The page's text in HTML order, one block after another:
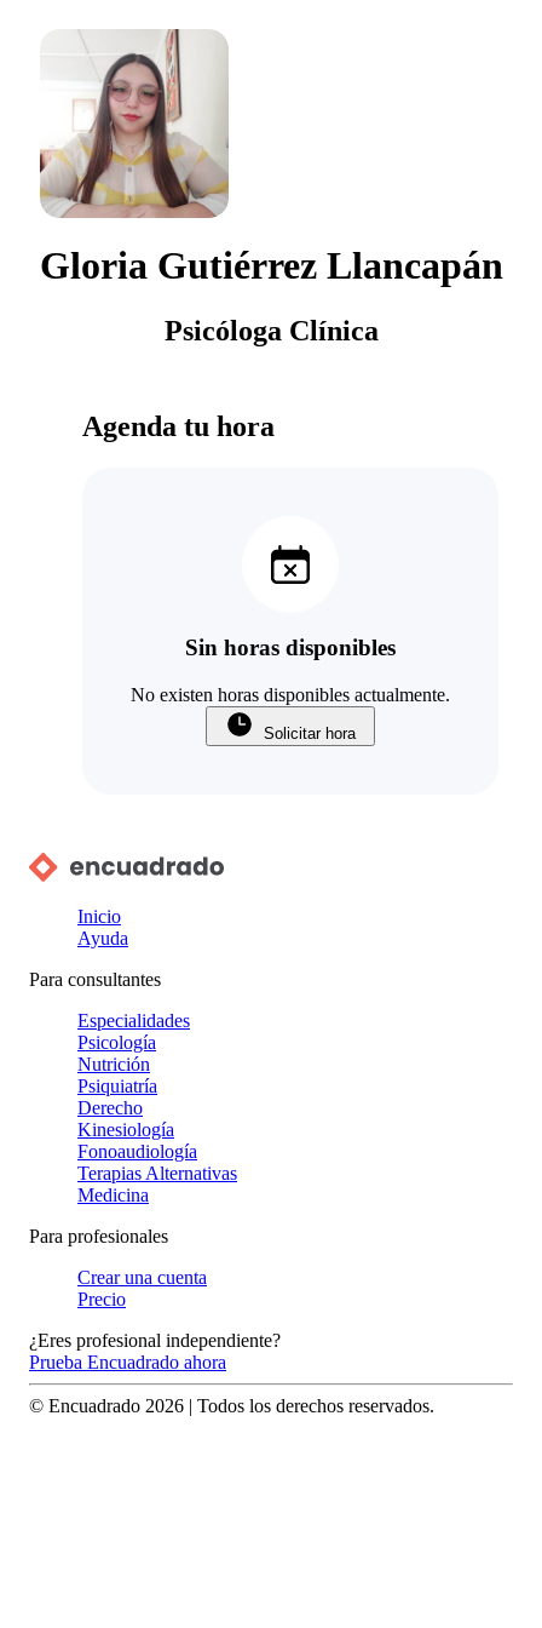
Gloria Gutiérrez Llancapán
Psicóloga Clínica
Agenda tu hora
Sin horas disponibles
No existen horas disponibles actualmente.
Solicitar hora
Inicio
Ayuda
Para consultantes
Especialidades
Psicología
Nutrición
Psiquiatría
Derecho
Kinesiología
Fonoaudiología
Terapias Alternativas
Medicina
Para profesionales
Crear una cuenta
Precio
¿Eres profesional independiente?
Prueba Encuadrado ahora
© Encuadrado 2026 | Todos los derechos reservados.